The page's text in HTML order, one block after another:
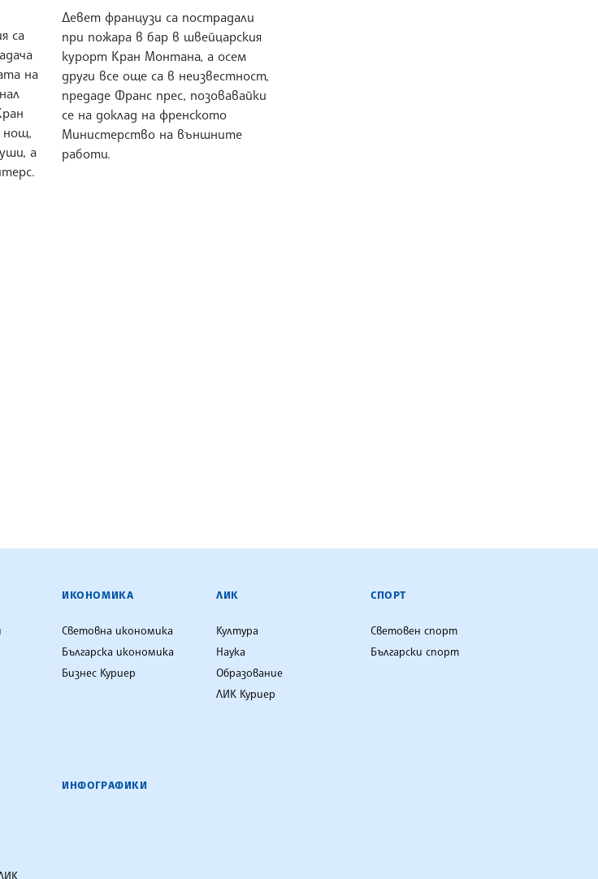
са
на
нощ,
а
Девет французи са пострадали
при пожара в бар в швейцарския
курорт Кран Монтана, а осем
други все още са в неизвестност,
предаде Франс прес, позовавайки
се на доклад на френското
Министерство на външните
работи.
ИКОНОМИКА
Световна икономика
Българска икономика
Бизнес Куриер
ЛИК
Култура
Наука
Образование
ЛИК Куриер
СПОРТ
Световен спорт
Български спорт
ИНФОГРАФИКИ